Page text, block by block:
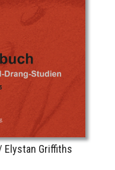
Elystan Griffiths